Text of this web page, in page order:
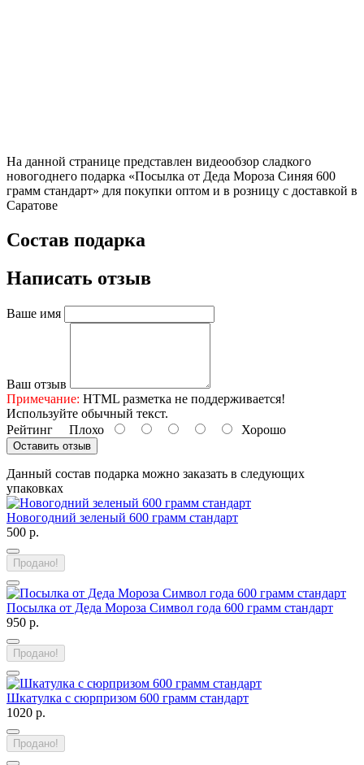
На данной странице представлен видеообзор сладкого
новогоднего подарка «Посылка от Деда Мороза Синяя 600
грамм стандарт» для покупки оптом и в розницу с доставкой в
Саратове
Состав подарка
Написать отзыв
Ваше имя
Ваш отзыв
Примечание: HTML разметка не поддерживается!
Используйте обычный текст.
Рейтинг Плохо Хорошо
Оставить отзыв
Данный состав подарка можно заказать в следующих
упаковках
Новогодний зеленый 600 грамм стандарт
500 р.
Продано!
Посылка от Деда Мороза Символ года 600 грамм стандарт
950 р.
Продано!
Шкатулка с сюрпризом 600 грамм стандарт
1020 р.
Продано!